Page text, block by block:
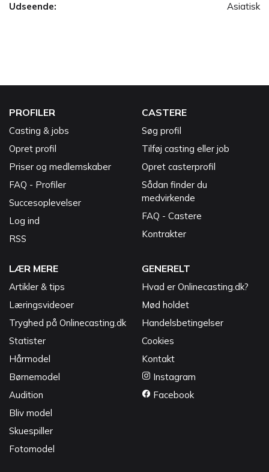
Udseende: Asiatisk
PROFILER
Casting & jobs
Opret profil
Priser og medlemskaber
FAQ - Profiler
Succesoplevelser
Log ind
RSS
CASTERE
Søg profil
Tilføj casting eller job
Opret casterprofil
Sådan finder du
medvirkende
FAQ - Castere
Kontrakter
LÆR MERE
Artikler & tips
Læringsvideoer
Tryghed på Onlinecasting.dk
Statister
Hårmodel
Børnemodel
Audition
Bliv model
Skuespiller
Fotomodel
GENERELT
Hvad er Onlinecasting.dk?
Mød holdet
Handelsbetingelser
Cookies
Kontakt
Instagram
Facebook